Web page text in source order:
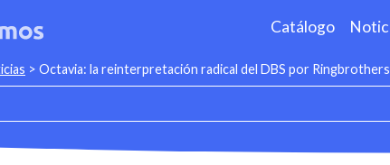
Catálogo
> Octavia: la reinterpretación radical del DBS por